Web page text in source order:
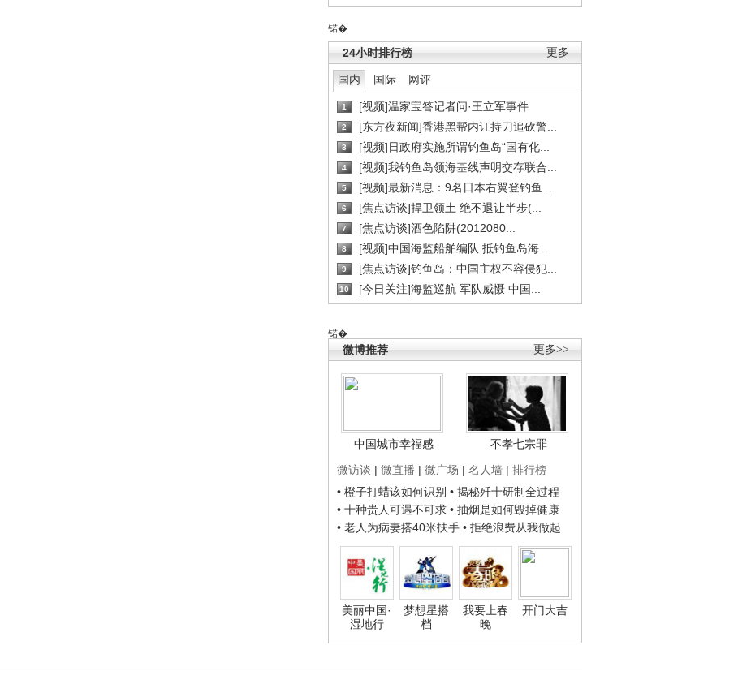
锘�
更多
24小时排行榜
国内 国际 网评
1 [视频]温家宝答记者问·王立军事件
2 [东方夜新闻]香港黑帮内讧持刀追砍警...
3 [视频]日政府实施所谓钓鱼岛“国有化...
4 [视频]我钓鱼岛领海基线声明交存联合...
5 [视频]最新消息：9名日本右翼登钓鱼...
6 [焦点访谈]捍卫领土 绝不退让半步(...
7 [焦点访谈]酒色陷阱(2012080...
8 [视频]中国海监船舶编队 抵钓鱼岛海...
9 [焦点访谈]钓鱼岛：中国主权不容侵犯...
10 [今日关注]海监巡航 军队威慑 中国...
锘�
更多>>
微博推荐
中国城市幸福感
不孝七宗罪
微访谈 | 微直播 | 微广场 | 名人墙 | 排行榜
• 橙子打蜡该如何识别 • 揭秘歼十研制全过程
• 十种贵人可遇不可求 • 抽烟是如何毁掉健康
• 老人为病妻搭40米扶手 • 拒绝浪费从我做起
美丽中国·
湿地行
梦想星搭
档
我要上春
晚
开门大吉